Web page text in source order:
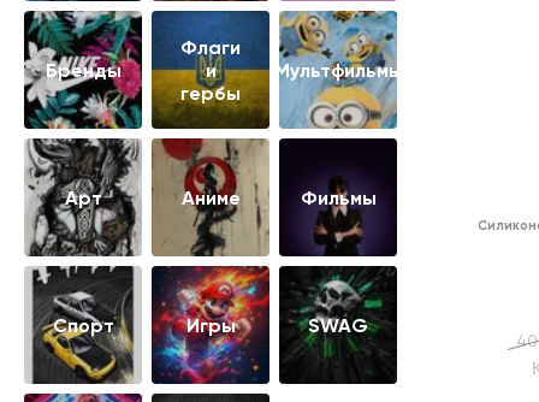
Бренды
Флаги
и
гербы
Мультфильмы
Арт Аниме Фильмы
Cпорт Игры SWAG